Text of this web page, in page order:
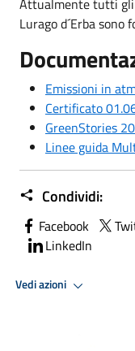
Lurago d´Erba
Emissioni in
Certificato
GreenStories
Linee guida
Condividi:
Facebook
LinkedIn
Vedi azioni